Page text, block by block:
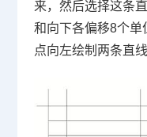
来，然后选择这条
和向下各偏移8个单
点向左绘制两条直